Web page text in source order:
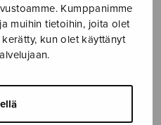
Kumppanimme
muihin tietoihin, joita olet
kun olet käyttänyt